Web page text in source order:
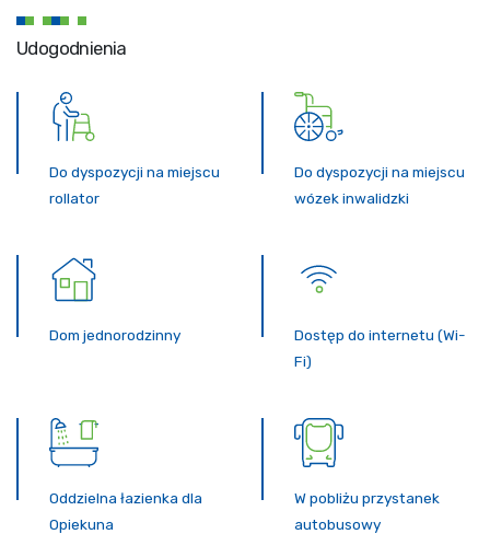
Udogodnienia
Do dyspozycji na miejscu
rollator
Do dyspozycji na miejscu
wózek inwalidzki
Dom jednorodzinny
Dostęp do internetu (Wi-
Fi)
Oddzielna łazienka dla
Opiekuna
W pobliżu przystanek
autobusowy